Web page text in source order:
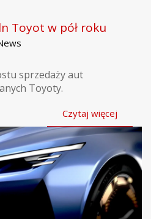
Toyot w pół roku
sprzedaży aut
Toyoty.
Czytaj więcej